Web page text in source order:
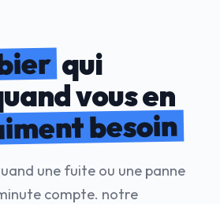
qui
vous en
besoin
une fuite ou une panne
compte. notre